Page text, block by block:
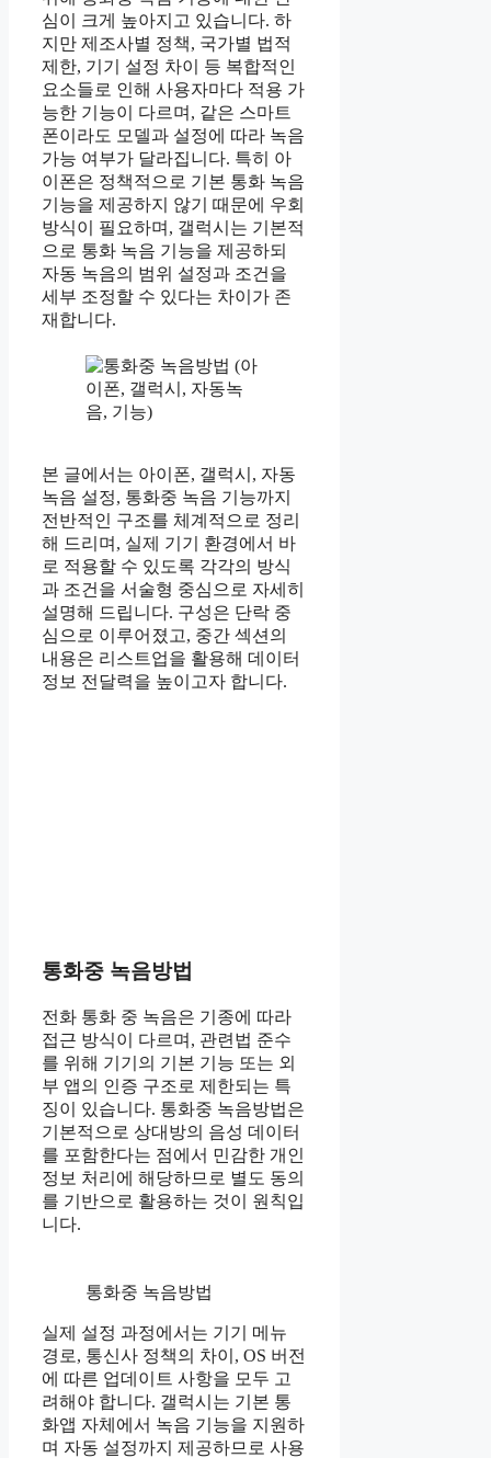
심이 크게 높아지고 있습니다. 하
지만 제조사별 정책, 국가별 법적
제한, 기기 설정 차이 등 복합적인
요소들로 인해 사용자마다 적용 가
능한 기능이 다르며, 같은 스마트
폰이라도 모델과 설정에 따라 녹음
가능 여부가 달라집니다. 특히 아
이폰은 정책적으로 기본 통화 녹음
기능을 제공하지 않기 때문에 우회
방식이 필요하며, 갤럭시는 기본적
으로 통화 녹음 기능을 제공하되
자동 녹음의 범위 설정과 조건을
세부 조정할 수 있다는 차이가 존
재합니다.
본 글에서는 아이폰, 갤럭시, 자동
녹음 설정, 통화중 녹음 기능까지
전반적인 구조를 체계적으로 정리
해 드리며, 실제 기기 환경에서 바
로 적용할 수 있도록 각각의 방식
과 조건을 서술형 중심으로 자세히
설명해 드립니다. 구성은 단락 중
심으로 이루어졌고, 중간 섹션의
내용은 리스트업을 활용해 데이터
정보 전달력을 높이고자 합니다.
통화중 녹음방법
전화 통화 중 녹음은 기종에 따라
접근 방식이 다르며, 관련법 준수
를 위해 기기의 기본 기능 또는 외
부 앱의 인증 구조로 제한되는 특
징이 있습니다. 통화중 녹음방법은
기본적으로 상대방의 음성 데이터
를 포함한다는 점에서 민감한 개인
정보 처리에 해당하므로 별도 동의
를 기반으로 활용하는 것이 원칙입
니다.
통화중 녹음방법
실제 설정 과정에서는 기기 메뉴
경로, 통신사 정책의 차이, OS 버전
에 따른 업데이트 사항을 모두 고
려해야 합니다. 갤럭시는 기본 통
화앱 자체에서 녹음 기능을 지원하
며 자동 설정까지 제공하므로 사용